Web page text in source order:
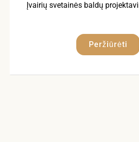
Įvairių svetainės baldų
Peržiūrėti